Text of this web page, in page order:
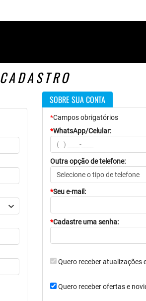
CADASTRO
SOBRE SUA CONTA
*Campos obrigatórios
*WhatsApp/Celular:
Outra opção de telefone:
*Seu e-mail:
*Cadastre uma senha:
Quero receber atualizações
Quero receber ofertas e